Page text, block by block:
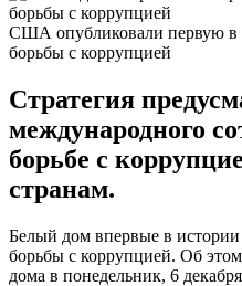
США опубликовали первую в
борьбы с коррупцией
Стратегия
международного
борьбе с
странам.
Белый дом впервые в
борьбы с коррупцией. Об этом
дома в понедельник, 6